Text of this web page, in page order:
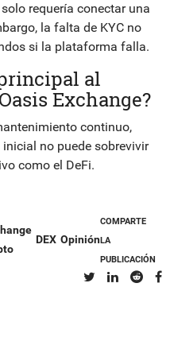
requería conectar una
la falta de KYC no
si la plataforma falla.
al
Exchange?
continuo,
no puede sobrevivir
como el DeFi.
DEX Opinión
COMPARTE
LA
PUBLICACIÓN